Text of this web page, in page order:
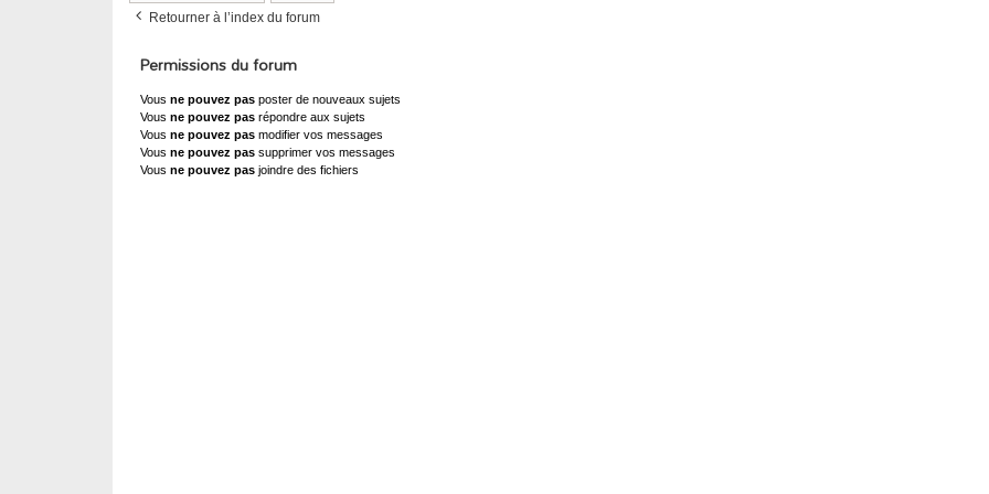
Retourner à l’index du forum
Permissions du forum
Vous ne pouvez pas poster de nouveaux sujets
Vous ne pouvez pas répondre aux sujets
Vous ne pouvez pas modifier vos messages
Vous ne pouvez pas supprimer vos messages
Vous ne pouvez pas joindre des fichiers